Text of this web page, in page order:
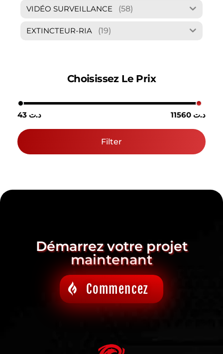
VIDÉO SURVEILLANCE (58)
EXTINCTEUR-RIA (19)
Choisissez Le Prix
43 د.ت 11560 د.ت
Filter
Démarrez votre projet
maintenant
Commencez